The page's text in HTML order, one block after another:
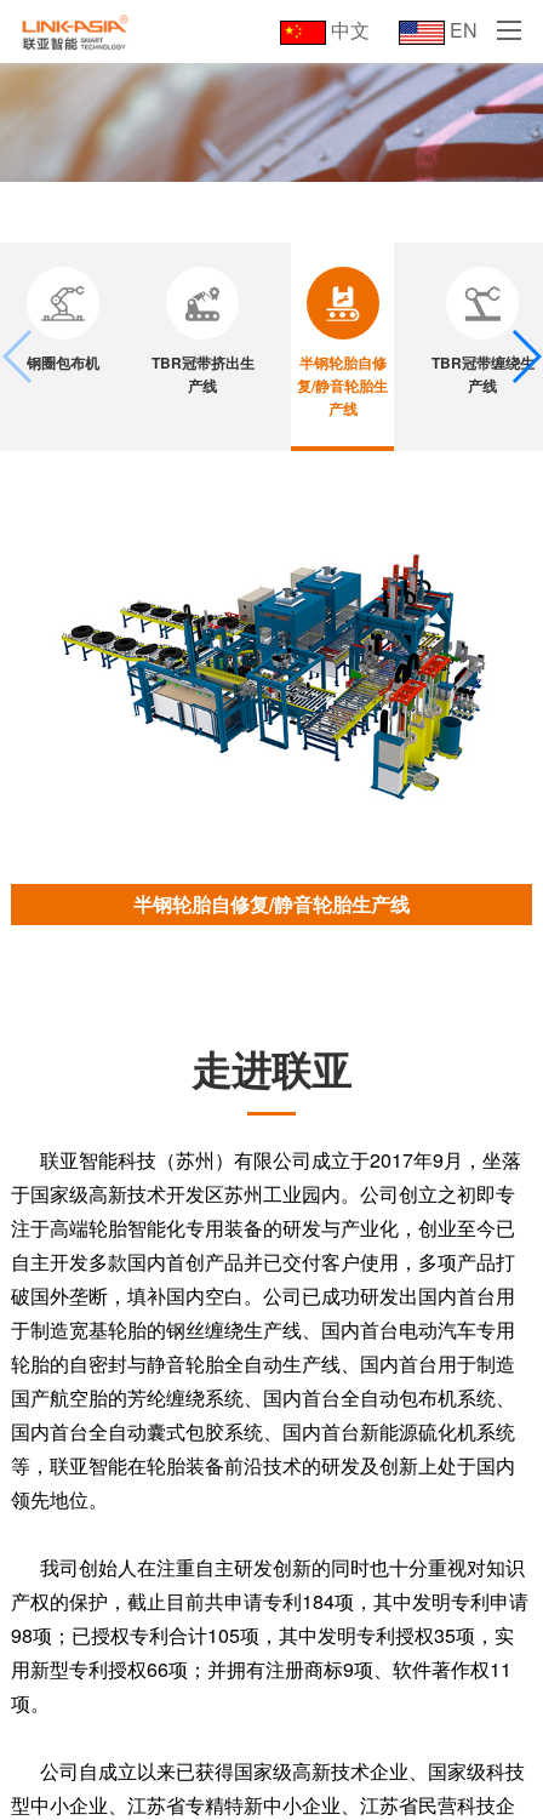
中文 EN
钢圈包布机
TBR冠带挤出生
产线
半钢轮胎自修
复/静音轮胎生
产线
TBR冠带缠绕生
产线
半钢轮胎自修复/静音轮胎生产线
走进联亚
联亚智能科技（苏州）有限公司成立于2017年9月，坐落
于国家级高新技术开发区苏州工业园内。公司创立之初即专
注于高端轮胎智能化专用装备的研发与产业化，创业至今已
自主开发多款国内首创产品并已交付客户使用，多项产品打
破国外垄断，填补国内空白。公司已成功研发出国内首台用
于制造宽基轮胎的钢丝缠绕生产线、国内首台电动汽车专用
轮胎的自密封与静音轮胎全自动生产线、国内首台用于制造
国产航空胎的芳纶缠绕系统、国内首台全自动包布机系统、
国内首台全自动囊式包胶系统、国内首台新能源硫化机系统
等，联亚智能在轮胎装备前沿技术的研发及创新上处于国内
领先地位。
我司创始人在注重自主研发创新的同时也十分重视对知识
产权的保护，截止目前共申请专利184项，其中发明专利申请
98项；已授权专利合计105项，其中发明专利授权35项，实
用新型专利授权66项；并拥有注册商标9项、软件著作权11
项。
公司自成立以来已获得国家级高新技术企业、国家级科技
型中小企业、江苏省专精特新中小企业、江苏省民营科技企